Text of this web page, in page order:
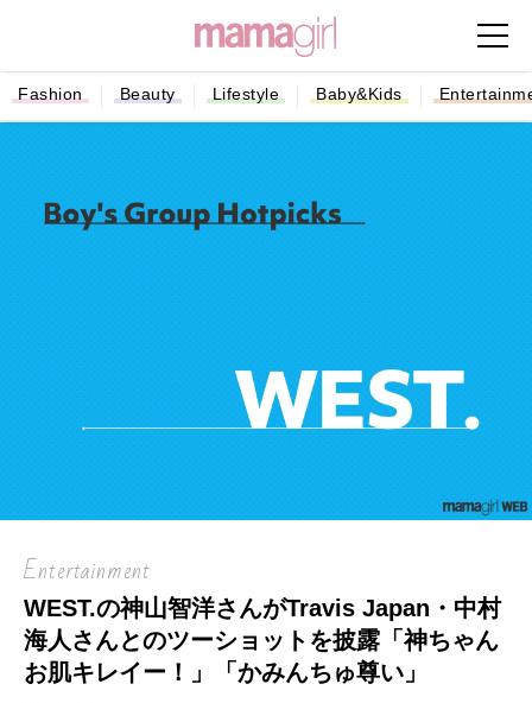
Fashion Beauty Lifestyle Baby&Kids
Entertainment
WEST.の神山智洋さんがTravis Japan・中村
海人さんとのツーショットを披露「神ちゃん
お肌キレイー！」「かみんちゅ尊い」